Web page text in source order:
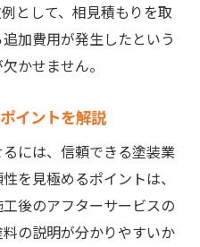
として、相見積もりを取
加費用が発生したという
かせません。
イントを解説
には、信頼できる塗装業
を見極めるポイントは、
後のアフターサービスの
の説明が分かりやすいか